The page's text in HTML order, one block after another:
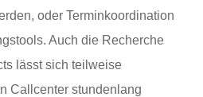
oder Terminkoordination
Auch die Recherche
lässt sich teilweise
Callcenter stundenlang